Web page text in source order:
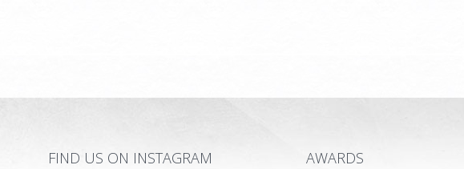
FIND US ON INSTAGRAM AWARDS